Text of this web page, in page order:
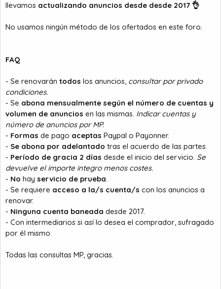
o
llevamos actualizando anuncios desde desde 2017 👌
No usamos ningún método de los ofertados en este foro.
FAQ
- Se renovarán todos los anuncios, consultar por privado
condiciones.
- Se abona mensualmente según el número de cuentas y
volumen de anuncios en las mismas. Indicar cuentas y
número de anuncios por MP.
- Formas de pago aceptas Paypal o Payonner.
- Se abona por adelantado tras el acuerdo de las partes.
- Período de gracia 2 días desde el inicio del servicio. Se
devuelve el importe integro menos costes.
- No hay servicio de prueba.
- Se requiere acceso a la/s cuenta/s con los anuncios a
renovar.
- Ninguna cuenta baneada desde 2017.
- Con intermediarios si así lo desea el comprador, sufragado
por él mismo.
Todas las consultas MP, gracias.